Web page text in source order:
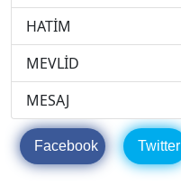
HATİM
MEVLİD
MESAJ
Facebook Twitter